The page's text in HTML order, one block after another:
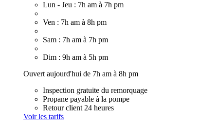
Lun - Jeu : 7h am à 7h pm
Ven : 7h am à 8h pm
Sam : 7h am à 7h pm
Dim : 9h am à 5h pm
Ouvert aujourd'hui de 7h am à 8h pm
Inspection gratuite du remorquage
Propane payable à la pompe
Retour client 24 heures
Voir les tarifs